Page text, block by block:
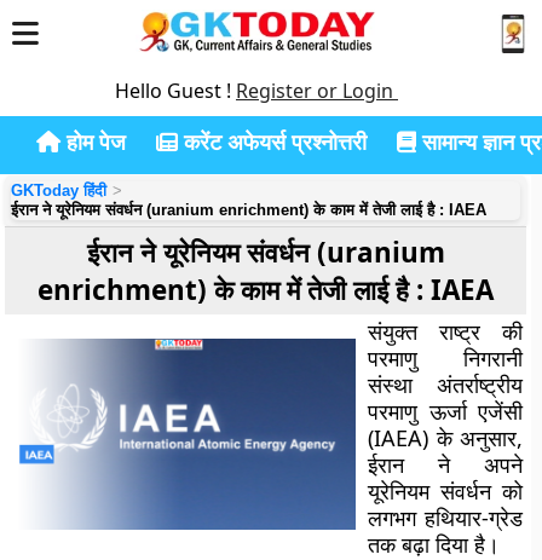
Hello Guest ! Register or Login
होम पेज करेंट अफेयर्स प्रश्नोत्तरी सामान्य ज्ञान
GKToday हिंदी
ईरान ने यूरेनियम संवर्धन (uranium enrichment) के काम में तेजी लाई है : IAEA
ईरान ने यूरेनियम संवर्धन (uranium
enrichment) के काम में तेजी लाई है : IAEA
संयुक्त राष्ट्र की
परमाणु निगरानी
संस्था अंतर्राष्ट्रीय
परमाणु ऊर्जा एजेंसी
(IAEA) के अनुसार,
ईरान ने अपने
यूरेनियम संवर्धन को
लगभग हथियार-ग्रेड
तक बढ़ा दिया है।